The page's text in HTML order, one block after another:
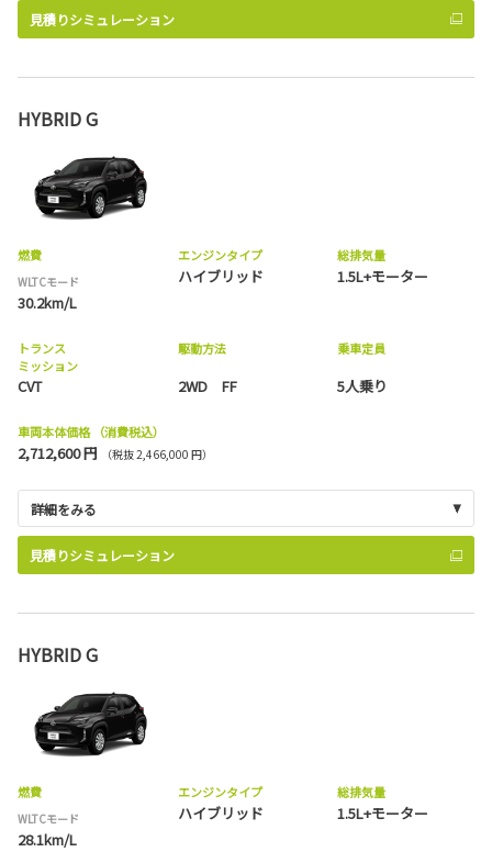
見積りシミュレーション
HYBRID G
燃費
WLTCモード
30.2km/L
エンジンタイプ
ハイブリッド
総排気量
1.5L+モーター
トランス
ミッション
CVT
駆動方法
2WD FF
乗車定員
5人乗り
車両本体価格 （消費税込）
2,712,600 円 （税抜 2,466,000 円）
詳細をみる
見積りシミュレーション
HYBRID G
燃費
WLTCモード
28.1km/L
エンジンタイプ
ハイブリッド
総排気量
1.5L+モーター